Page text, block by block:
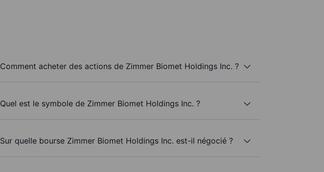
Comment acheter des actions de Zimmer Biomet Holdings Inc. ?
Quel est le symbole de Zimmer Biomet Holdings Inc. ?
Sur quelle bourse Zimmer Biomet Holdings Inc. est-il négocié ?